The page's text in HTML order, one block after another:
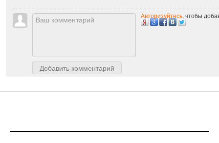
Не опять а снова.
20:25 2013-10-22,Ответить